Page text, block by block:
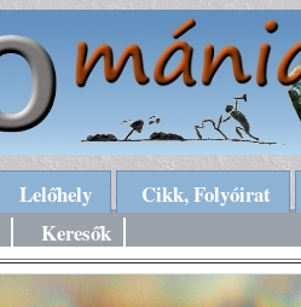
Lelőhely
Cikk, Folyóirat
Keresők